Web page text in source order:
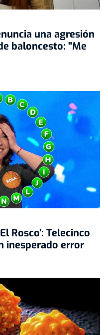
una agresión
baloncesto: "Me
Rosco’: Telecinco
inesperado error